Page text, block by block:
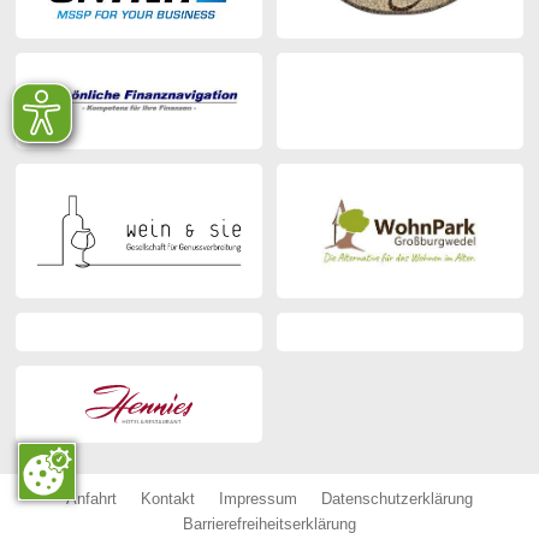
Anfahrt Kontakt Impressum
Datenschutzerklärung
Barrierefreiheitserklärung